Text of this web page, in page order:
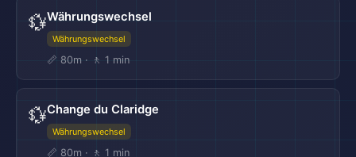
💱Währungswechsel
Währungswechsel
📏 80m · 🚶 1 min
💱Change du Claridge
Währungswechsel
📏 80m · 🚶 1 min